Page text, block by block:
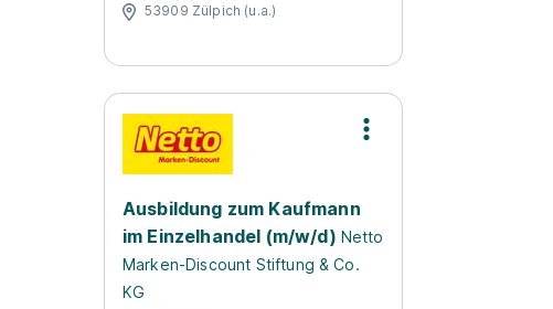
53909 Zülpich (u.a.)
Ausbildung zum Kaufmann
im Einzelhandel (m/w/d) Netto
Marken-Discount Stiftung & Co.
KG